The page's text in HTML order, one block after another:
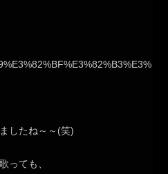
したね～～(笑)
っても、